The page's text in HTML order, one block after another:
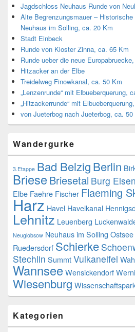
Jagdschloss Neuhaus Runde von
Alte Begrenzungsmauer –
Neuhaus im Solling, ca. 20 Km
Stadt Einbeck
Runde von Kloster Zinna, ca. 65 Km
Runde ueber die neue
Hitzacker an der Elbe
Treidelweg Finowkanal, ca. 50 Km
„Lenzenrunde“ mit Elbueberquerung,
„Hitzackerrunde“ mit
von Jueterbog nach Jueterbog, ca. 50
Wandergurke
3.Etappe Bad BelzigBerlin
BrieseBriesetal Burg
Elbe Faehre Fischer Flaeming
Harz Havel Havelkanal
Lehnitz Leuenberg
Neuglobsow Neuhaus im Solling Ostsee
Ruedersdorf Schierke
Stechlin SummtVulkaneifel
WannseeWensickendorf
Wiesenburg
Kategorien